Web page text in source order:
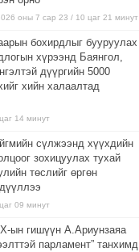
оны 7 сар 23 / 10 цаг 21 минут
бохирдлыг бууруулах
хүрээнд Баянгол,
дүүргийн 5000
хийн халаалтад
14 минут
сүлжээнд хүүхдийн
зохицуулах тухай
төслийг өргөн
09 минут
ын гишүүн А.Ариунзаяа
парламент” танхимд